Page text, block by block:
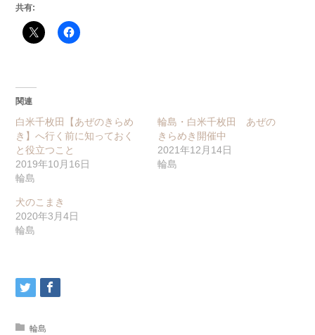
共有:
関連
白米千枚田【あぜのきらめ
き】へ行く前に知っておく
と役立つこと
2019年10月16日
輪島
輪島・白米千枚田 あぜの
きらめき開催中
2021年12月14日
輪島
犬のこまき
2020年3月4日
輪島
輪島